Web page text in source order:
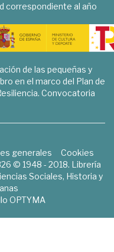
correspondiente al año
de las pequeñas y
en el marco del Plan de
Convocatoria
generales
Cookies
© 1948 - 2018. Librería
Sociales, Historia y
OPTYMA